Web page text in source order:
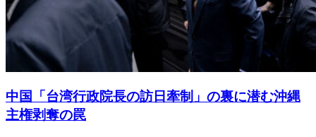
中国「台湾行政院長の訪日牽制」の裏に潜む沖縄
主権剥奪の罠